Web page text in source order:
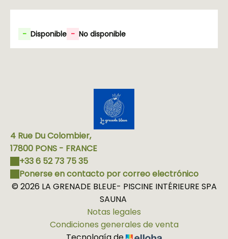
- Disponible - No disponible
4 Rue Du Colombier,
17800 PONS - FRANCE
+33 6 52 73 75 35
Ponerse en contacto por correo electrónico
© 2026 LA GRENADE BLEUE- PISCINE INTÉRIEURE SPA
SAUNA
Notas legales
Condiciones generales de venta